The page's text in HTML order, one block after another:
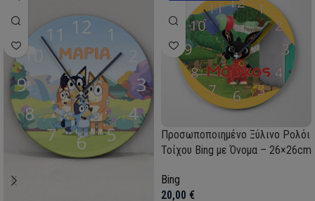
Προσωποποιημένο Ξύλινο Ρολόι
Τοίχου Bing με Όνομα – 26×26cm
Bing
20,00 €